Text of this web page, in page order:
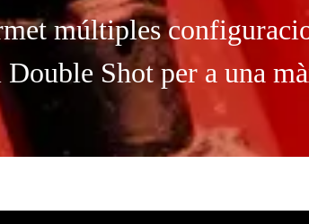
múltiples
Shot per a una